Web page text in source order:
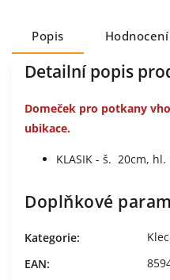
Popis Hodnocení
Detailní popis
Domeček pro potkany
ubikace.
KLASIK - š. 20cm,
Doplňkové
Kategorie:
EAN: